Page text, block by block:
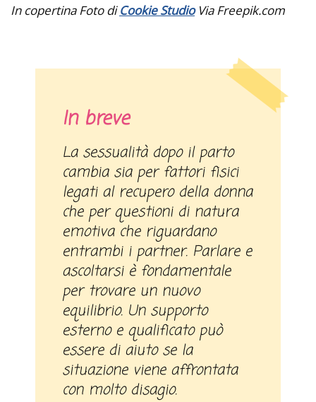
In copertina Foto diCookie StudioVia Freepik.com
In breve
La sessualità dopo il parto
cambia sia per fattori fisici
legati al recupero della donna
che per questioni di natura
emotiva che riguardano
entrambi i partner. Parlare e
ascoltarsi è fondamentale
per trovare un nuovo
equilibrio. Un supporto
esterno e qualificato può
essere di aiuto se la
situazione viene affrontata
con molto disagio.